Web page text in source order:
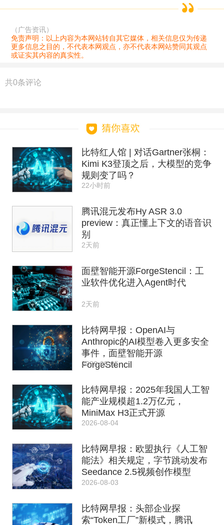
（广告资讯）
免责声明：以上内容为本网站转自其它媒体，相关信息仅为传递
更多信息之目的，不代表本网观点，亦不代表本网站赞同其观点
或证实其内容的真实性。
共0条评论
比特红人馆 | 对话Gartner张桐：
Kimi K3登顶之后，大模型的竞争
规则变了吗？
22小时前
腾讯混元发布Hy ASR 3.0
preview：真正懂上下文的语音识
别
2天前
面壁智能开源ForgeStencil：工
业软件优化进入Agent时代
2天前
比特网早报：OpenAI与
Anthropic的AI模型卷入更多安全
事件，面壁智能开源
ForgeStencil
2026-08-05
比特网早报：2025年我国人工智
能产业规模超1.2万亿元，
MiniMax H3正式开源
2026-08-04
比特网早报：欧盟执行《人工智
能法》相关规定，字节跳动发布
Seedance 2.5视频创作模型
2026-08-03
比特网早报：头部企业探
索“Token工厂”新模式，腾讯